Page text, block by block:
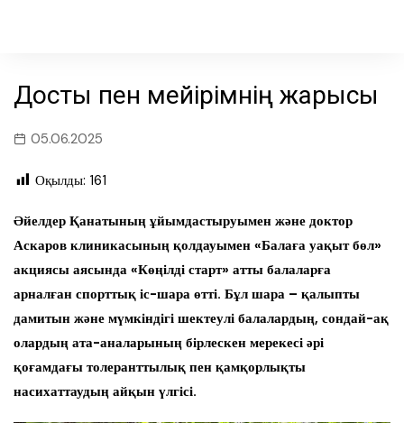
Достық пен мейірімнің жарысы
05.06.2025
Оқылды: 161
Әйелдер Қанатының ұйымдастыруымен және доктор
Аскаров клиникасының қолдауымен «Балаға уақыт бөл»
акциясы аясында «Көңілді старт» атты балаларға
арналған спорттық іс-шара өтті. Бұл шара – қалыпты
дамитын және мүмкіндігі шектеулі балалардың, сондай-ақ
олардың ата-аналарының бірлескен мерекесі әрі
қоғамдағы толеранттылық пен қамқорлықты
насихаттаудың айқын үлгісі.